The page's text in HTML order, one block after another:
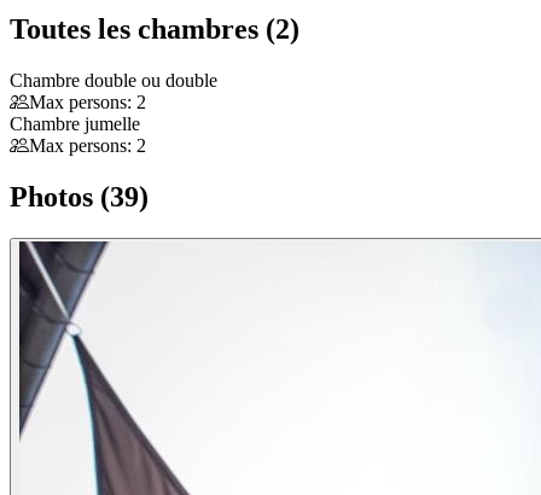
Toutes les chambres (2)
Chambre double ou double
Max persons: 2
Chambre jumelle
Max persons: 2
Photos (39)